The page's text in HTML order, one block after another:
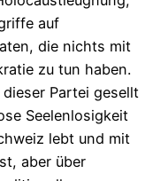
auf
die nichts mit
zu tun haben.
Partei gesellt
Seelenlosigkeit
lebt und mit
aber über